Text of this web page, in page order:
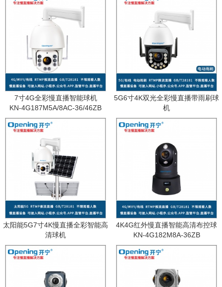
7寸4G全彩慢直播智能球机
KN-4G187M5A/8AC-36/46ZB
5G6寸4K双光全彩慢直播带雨刷球
机
太阳能5G7寸4K慢直播全彩智能高
清球机
4K4G红外慢直播智能高清布控球
KN-4G182M8A-36ZB